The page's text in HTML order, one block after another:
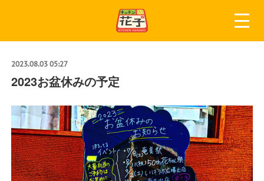
2023.08.03 05:27
2023お盆休みの予定